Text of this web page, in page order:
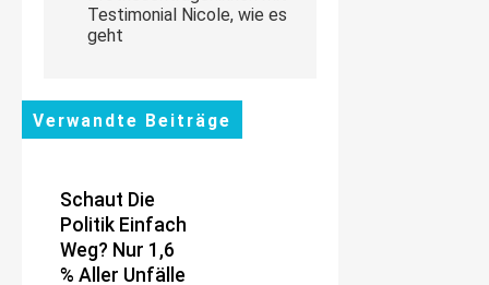
Testimonial Nicole, wie es
geht
Verwandte Beiträge
Schaut Die
Politik Einfach
Weg? Nur 1,6
% Aller Unfälle